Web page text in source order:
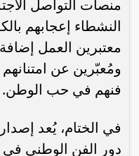
منصات التواصل
النشطاء إعجابهم
معتبرين العمل إضافة
ومُعبّرين عن
فنهم في حب الوطن.
في الختام، يُعد
دور الفن الوطني في